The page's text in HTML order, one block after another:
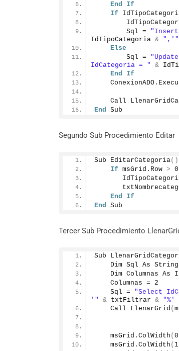
End
If
If
        Sql =
"Insert
IdTipoCategoria & ",'"
Else
        Sql =
IdCategoria = "
&
End
If
    ConexionADO.
Call
End Sub
Segundo Sub Procedimiento Editar
Sub EditarCategoria()
If msGrid. Row > 0
End
If
End Sub
Tercer Sub Procedimiento
Sub
    Dim Sql As String
Dim Columnas As
    Columnas =
2
    Sql =
"Select
'"
& txtFiltrar & "%'
    Call
LlenarGrid (
    msGrid.
ColWidth ( 0
    msGrid.
ColWidth ( 1